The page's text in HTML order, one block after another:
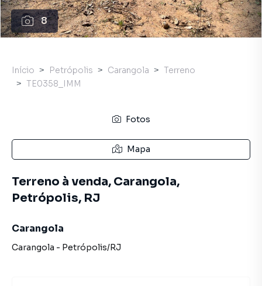
8
Início Petrópolis Carangola
Terreno
TE0358_IMM
Fotos
Mapa
Terreno à venda, Carangola,
Petrópolis, RJ
Carangola
Carangola - Petrópolis/RJ